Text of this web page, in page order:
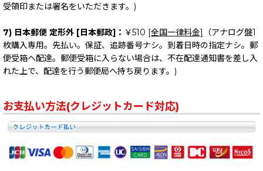
受領印または署名をいただきます。)
7) 日本郵便 定形外 [日本郵政]： ￥510 [全国一律料金]
（アナログ盤1
枚購入専用。先払い。保証、追跡番号ナシ。到着日時の指定ナシ。郵
便受箱へ配達。郵便受箱に入らない場合は、不在配達通知書を差し入
れた上で、配達を行う郵便局へ持ち戻ります。)
お支払い方法(クレジットカード対応)